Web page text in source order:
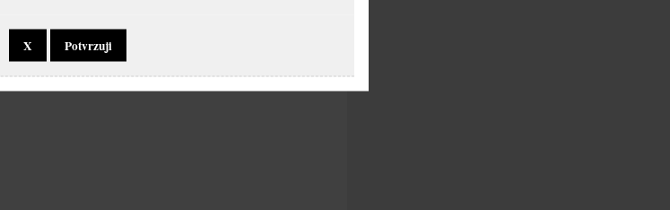
X Potvrzuji